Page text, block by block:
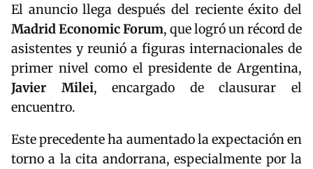
El anuncio llega después del reciente éxito del
Madrid Economic Forum, que logró un récord de
asistentes y reunió a figuras internacionales de
primer nivel como el presidente de Argentina,
Javier Milei, encargado de clausurar el
encuentro.
Este precedente ha aumentado la expectación en
torno a la cita andorrana, especialmente por la